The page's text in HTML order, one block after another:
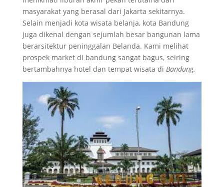
masyarakat yang berasal dari Jakarta sekitarnya.
Selain menjadi kota wisata belanja, kota Bandung
juga dikenal dengan sejumlah besar bangunan lama
berarsitektur peninggalan Belanda. Kami melihat
prospek market di bandung sangat bagus, seiring
bertambahnya hotel dan tempat wisata di Bandung.